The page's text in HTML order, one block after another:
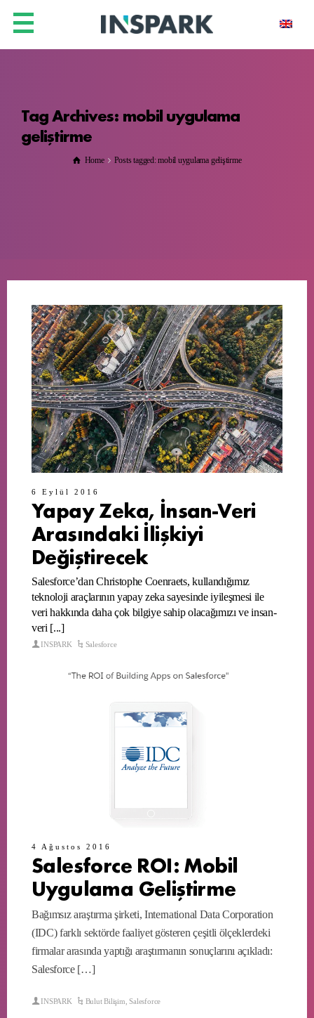
Tag Archives: mobil uygulama
geliştirme
Home Posts tagged: mobil uygulama geliştirme
6 Eylül 2016
Yapay Zeka, İnsan-Veri
Arasındaki İlişkiyi
Değiştirecek
Salesforce’dan Christophe Coenraets, kullandığımız
teknoloji araçlarının yapay zeka sayesinde iyileşmesi ile
veri hakkında daha çok bilgiye sahip olacağımızı ve insan-
veri [...]
INSPARK Salesforce
4 Ağustos 2016
Salesforce ROI: Mobil
Uygulama Geliştirme
Bağımsız araştırma şirketi, International Data Corporation
(IDC) farklı sektörde faaliyet gösteren çeşitli ölçeklerdeki
firmalar arasında yaptığı araştırmanın sonuçlarını açıkladı:
Salesforce […]
INSPARK Bulut Bilişim ,Salesforce